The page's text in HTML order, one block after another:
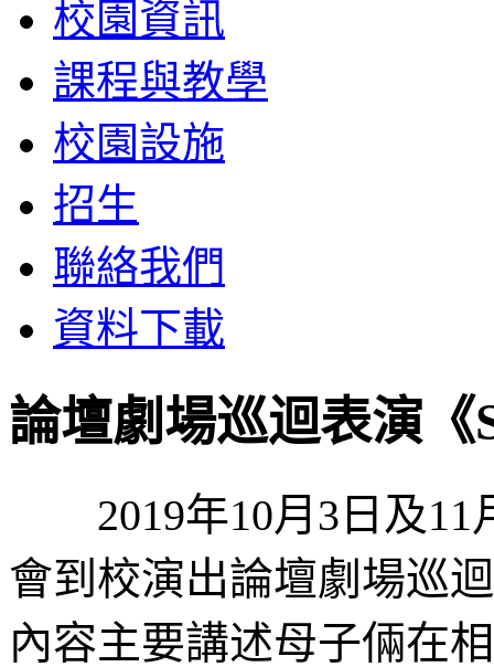
校園資訊
課程與教學
校園設施
招生
聯絡我們
資料下載
論壇劇場巡迴表演《
2019年10月3日及11
會到校演出論壇劇場巡
內容主要講述母子倆在